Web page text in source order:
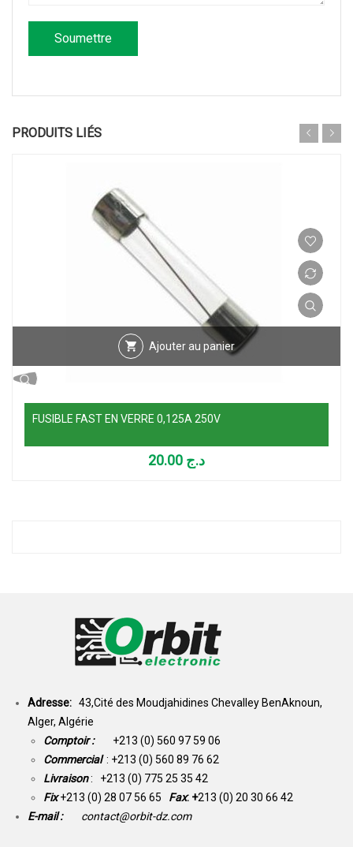
PRODUITS LIÉS
Ajouter au panier
FUSIBLE FAST EN VERRE 0,125A 250V
د.ج
Adresse: 43,Cité des Moudjahidines Chevalley BenAknoun,
Alger, Algérie
Comptoir : +213 (0) 560 97 59 06
Commercial : +213 (0) 560 89 76 62
Livraison: +213 (0) 775 25 35 42
Fix +213 (0) 28 07 56 65 Fax: +213 (0) 20 30 66 42
E-mail :
contact@orbit-dz.com